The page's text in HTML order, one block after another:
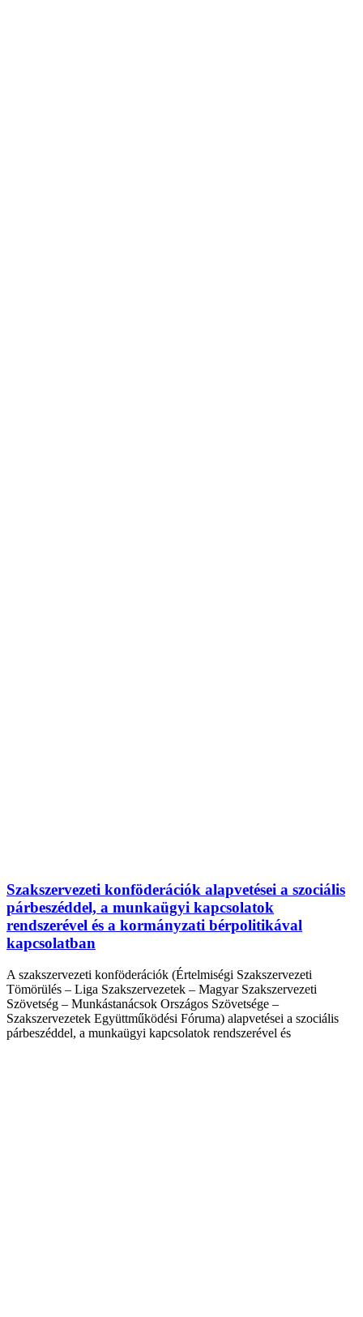
Szakszervezeti konföderációk alapvetései a szociális
párbeszéddel, a munkaügyi kapcsolatok
rendszerével és a kormányzati bérpolitikával
kapcsolatban
A szakszervezeti konföderációk (Értelmiségi Szakszervezeti
Tömörülés – Liga Szakszervezetek – Magyar Szakszervezeti
Szövetség – Munkástanácsok Országos Szövetsége –
Szakszervezetek Együttműködési Fóruma) alapvetései a szociális
párbeszéddel, a munkaügyi kapcsolatok rendszerével és